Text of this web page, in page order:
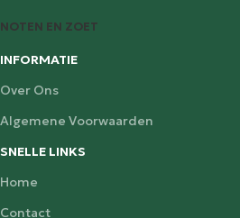
NOTEN EN ZOET
INFORMATIE
Over Ons
Algemene Voorwaarden
SNELLE LINKS
Home
Contact